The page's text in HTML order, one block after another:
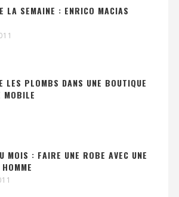
LA SEMAINE : ENRICO MACIAS
LES PLOMBS DANS UNE BOUTIQUE
MOBILE
MOIS : FAIRE UNE ROBE AVEC UNE